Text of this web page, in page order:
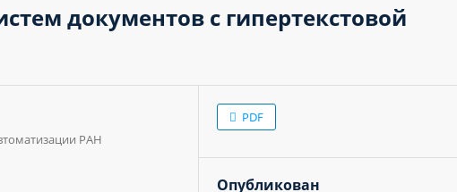
документов с гипертекстовой
РАН
PDF
Опубликован